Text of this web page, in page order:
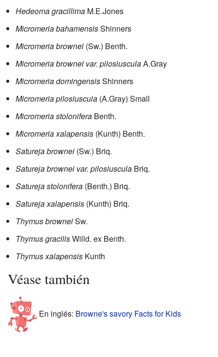
Hedeoma gracillima M.E.Jones
Micromeria bahamensisShinners
Micromeria brownei (Sw.) Benth.
Micromeria brownei var. pilosiusculaA.Gray
Micromeria domingensisShinners
Micromeria pilosiuscula (A.Gray) Small
Micromeria stolonifera Benth.
Micromeria xalapensis (Kunth) Benth.
Satureja brownei (Sw.) Briq.
Satureja brownei var. pilosiuscula Briq.
Satureja stolonifera (Benth.) Briq.
Satureja xalapensis (Kunth) Briq.
Thymus browneiSw.
Thymus gracilisWilld. ex Benth.
Thymus xalapensis Kunth
Véase también
En inglés: Browne's savory Facts for Kids